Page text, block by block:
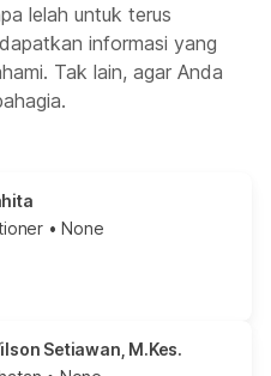
lelah untuk terus
informasi yang
Tak lain, agar Anda
• None
Setiawan, M.Kes.